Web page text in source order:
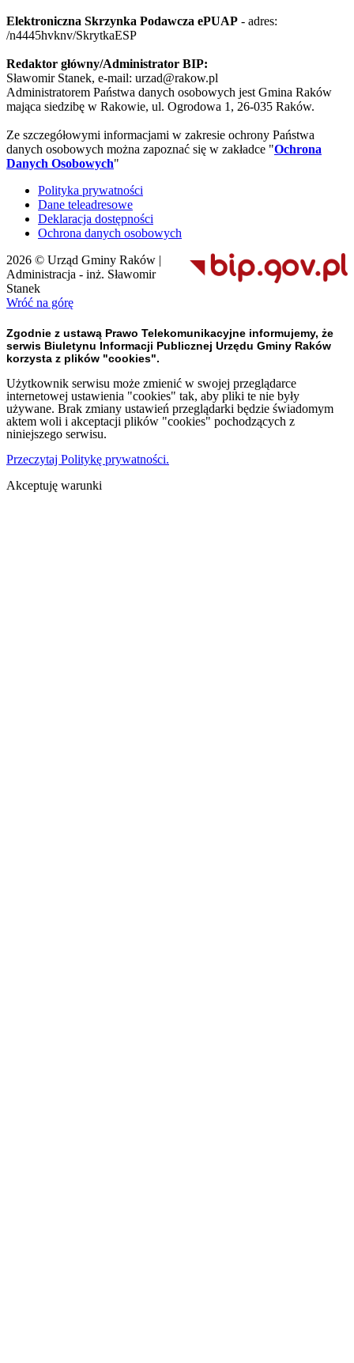
Elektroniczna Skrzynka Podawcza ePUAP - adres:
/n4445hvknv/SkrytkaESP
Redaktor główny/Administrator BIP:
Sławomir Stanek, e-mail: urzad@rakow.pl
Administratorem Państwa danych osobowych jest Gmina Raków
mająca siedzibę w Rakowie, ul. Ogrodowa 1, 26-035 Raków.
Ze szczegółowymi informacjami w zakresie ochrony Państwa
danych osobowych można zapoznać się w zakładce "Ochrona
Danych Osobowych"
Polityka prywatności
Dane teleadresowe
Deklaracja dostępności
Ochrona danych osobowych
2026 © Urząd Gminy Raków |
Administracja - inż. Sławomir
Stanek
Wróć na górę
Zgodnie z ustawą Prawo Telekomunikacyjne informujemy, że
serwis Biuletynu Informacji Publicznej Urzędu Gminy Raków
korzysta z plików "cookies".
Użytkownik serwisu może zmienić w swojej przeglądarce
internetowej ustawienia "cookies" tak, aby pliki te nie były
używane. Brak zmiany ustawień przeglądarki będzie świadomym
aktem woli i akceptacji plików "cookies" pochodzących z
niniejszego serwisu.
Przeczytaj Politykę prywatności.
Akceptuję warunki